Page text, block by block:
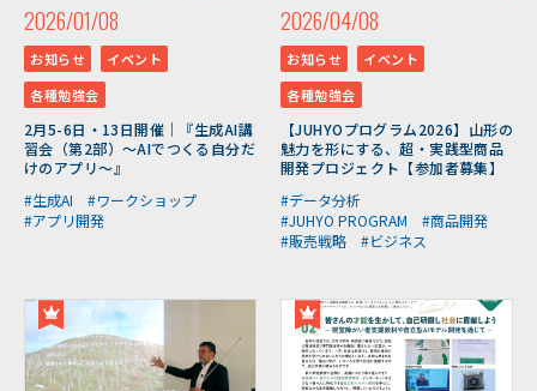
2026/01/08
お知らせ
イベント
各種勉強会
2月5-6日・13日開催｜『生成AI講
習会（第2部）～AIでつくる自分だ
けのアプリ～』
#生成AI
#ワークショップ
#アプリ開発
2026/04/08
お知らせ
イベント
各種勉強会
【JUHYOプログラム2026】山形の
魅力を形にする、超・実践型商品
開発プロジェクト【参加者募集】
#データ分析
#JUHYO PROGRAM
#商品開発
#販売戦略
#ビジネス